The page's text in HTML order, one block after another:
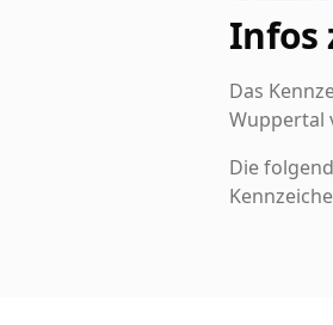
Infos
Das
Wuppertal
Die